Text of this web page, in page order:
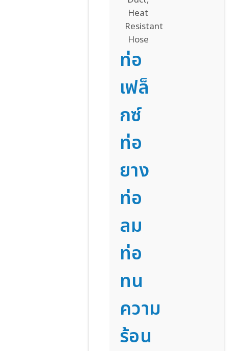
ท่อ
เฟล็
กซ์
ท่อ
ยาง
ท่อ
ลม
ท่อ
ทน
ความ
ร้อน